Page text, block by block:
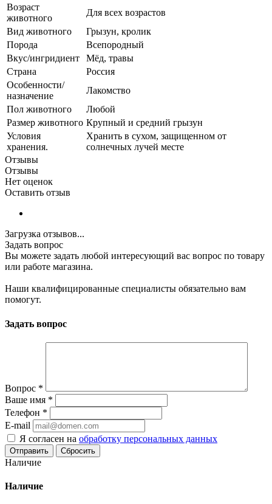
Возраст
животного
Для всех возрастов
Вид животного
Грызун, кролик
Порода
Всепородный
Вкус/ингридиент
Мёд, травы
Страна
Россия
Особенности/
назначение
Лакомство
Пол животного
Любой
Размер животного Крупный и средний грызун
Условия
хранения.
Хранить в сухом, защищенном от
солнечных лучей месте
Отзывы
Отзывы
Нет оценок
Оставить отзыв
Загрузка отзывов...
Задать вопрос
Вы можете задать любой интересующий вас вопрос по товару
или работе магазина.
Наши квалифицированные специалисты обязательно вам
помогут.
Задать вопрос
Вопрос *
Ваше имя *
Телефон *
E-mail
Я согласен на обработку персональных данных
Сбросить
Наличие
Наличие